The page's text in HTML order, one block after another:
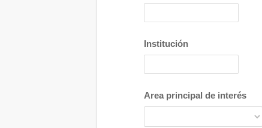
Institución
Area principal de interés